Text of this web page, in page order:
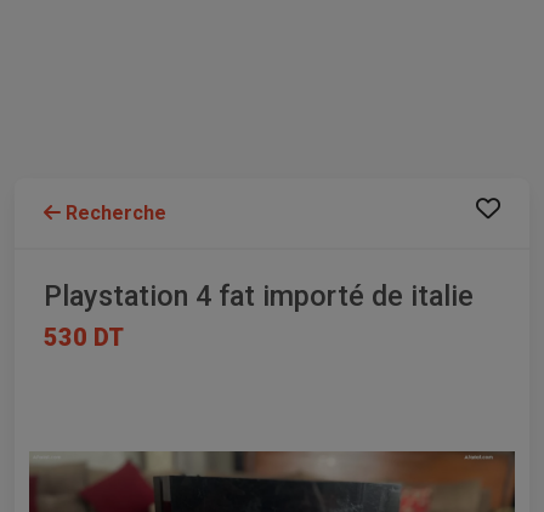
Recherche
Playstation 4 fat importé de italie
530 DT